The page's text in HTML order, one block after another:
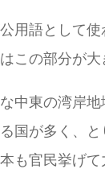
用語として
この部分が大
中東の湾岸
国が多く、
も官民挙げ